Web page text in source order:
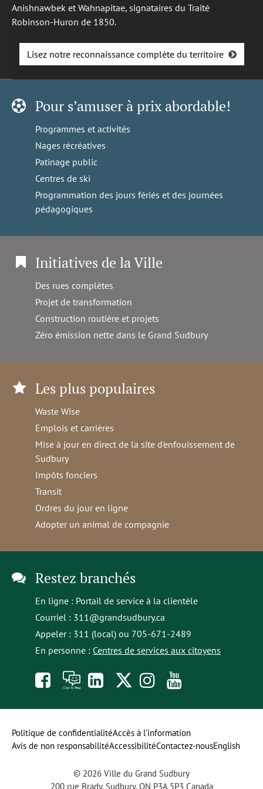
Anishnawbek et Wahnapitae, signataires du Traité
Robinson-Huron de 1850.
Lisez notre reconnaissance complète du territoire
Pour s’amuser à prix abordable!
Programmes et activités
Nages récréatives
Patinage public
Centres de ski
Programmation des jours fériés et des journées
pédagogiques
Initiatives de la Ville
Des rues complètes
Projet de transformation
Construction routière et projets
Zéro émission nette dans le Grand Sudbury
Les plus populaires
Waste Wise
Emplois et carrières
Mise à jour en direct de la site d'enfouissement de
Sudbury
Impôts fonciers
Transit
Ordres du jour en ligne
Adopter un animal de compagnie
Restez branchés
En ligne : Portail de service à la clientèle
Courriel : 311@grandsudbury.ca
Appeler : 311 (local) ou 705-671-2489
En personne : Centres de services aux citoyens
Like
us
on
Facebook
À
toi
la
opens
in
a
Follow
us
on
Follow
us
on
Instagram
to
our
YouTube
© 2026 Ville du Grand Sudbury
200 rue Brady, Sudbury, ON P3A 5P3 Canada
Politique de confidentialitéAccès à l’information
Avis de non responsabilitéAccessibilitéContactez-nousEnglish